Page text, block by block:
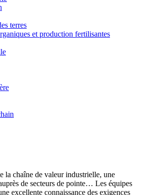
terres
et production fertilisantes
la chaîne de valeur industrielle, une
de secteurs de pointe… Les équipes
excellente connaissance des exigences